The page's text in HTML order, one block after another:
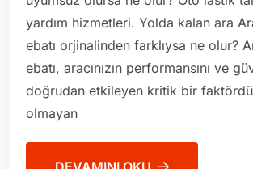
yardım hizmetleri. Yolda kalan ara
ebatı orjinalinden farklıysa ne olur?
ebatı, aracınızın performansını ve
doğrudan etkileyen kritik bir
olmayan